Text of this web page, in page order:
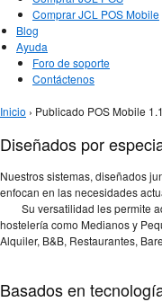
Comprar JCL POS Mobile
Blog
Ayuda
Foro de soporte
Contáctenos
Se encuentra
Inicio › Publicado POS Mobile 1.1
Diseñados por
Nuestros sistemas, diseñados
enfocan en las necesidades
Su versatilidad les permite
hostelería como Medianos y
Alquiler, B&B, Restaurantes,
Basados en